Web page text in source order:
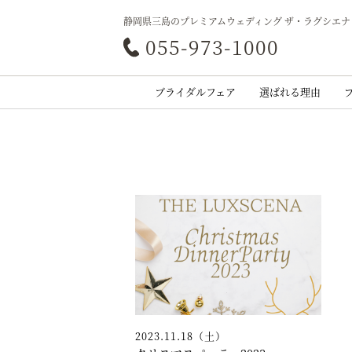
静岡県三島のプレミアムウェディング ザ・ラグシエナ
055-973-1000
ブライダルフェア 選ばれる理由
2023.11.18（土）